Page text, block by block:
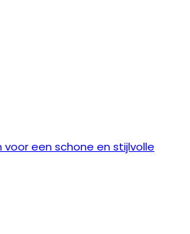
een schone en stijlvolle